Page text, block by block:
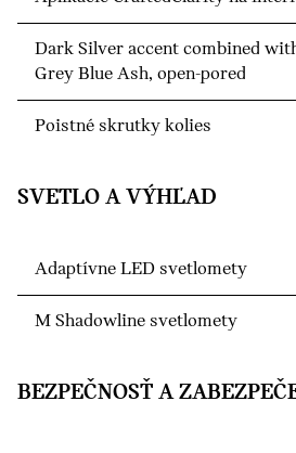
Dark Silver accent combined
Grey Blue Ash, open-pored
Poistné skrutky kolies
SVETLO A VÝHĽAD
Adaptívne LED svetlomety
M Shadowline svetlomety
BEZPEČNOSŤ A